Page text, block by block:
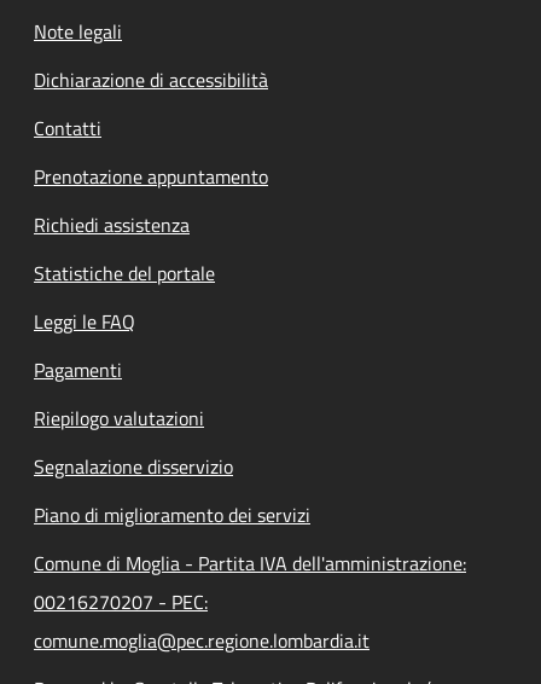
Note legali
Dichiarazione di accessibilità
Contatti
Prenotazione appuntamento
Richiedi assistenza
Statistiche del portale
Leggi le FAQ
Pagamenti
Riepilogo valutazioni
Segnalazione disservizio
Piano di miglioramento dei servizi
Comune di Moglia - Partita IVA dell'amministrazione:
00216270207 - PEC:
comune.moglia@pec.regione.lombardia.it